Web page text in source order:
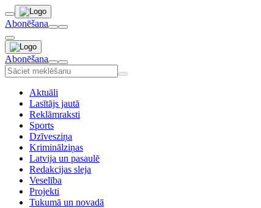
Abonēšana
Abonēšana
Aktuāli
Lasītājs jautā
Reklāmraksti
Sports
Dzīvesziņa
Kriminālziņas
Latvija un pasaulē
Redakcijas sleja
Veselība
Projekti
Tukumā un novadā